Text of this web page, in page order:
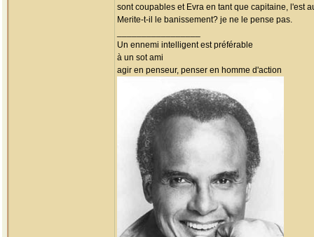
sont coupables et Evra en tant que capitaine, l'est
Merite-t-il le banissement? je ne le pense pas.
Un ennemi intelligent est préférable
à un sot ami
agir en penseur, penser en homme d'action